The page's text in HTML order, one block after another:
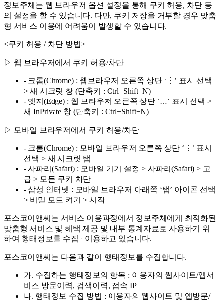
정보주체는 웹 브라우저 옵션 설정을 통해 쿠키 허용, 차단 등
의 설정을 할 수 있습니다. 다만, 쿠키 저장을 거부할 경우 맞춤
형 서비스 이용에 어려움이 발생할 수 있습니다.
<쿠키 허용 / 차단 방법>
▷ 웹 브라우저에서 쿠키 허용/차단
- 크롬(Chrome) : 웹브라우저 오른쪽 상단 ‘⋮’ 표시 선택
> 새 시크릿 창 (단축키 : Ctrl+Shift+N)
- 엣지(Edge) : 웹 브라우저 오른쪽 상단 ‘…’ 표시 선택 >
새 InPrivate 창 (단축키 : Ctrl+Shift+N)
▷ 모바일 브라우저에서 쿠키 허용/차단
- 크롬(Chrome) : 모바일 브라우저 오른쪽 상단 ‘⋮’ 표시
선택 > 새 시크릿 탭
- 사파리(Safari) : 모바일 기기 설정 > 사파리(Safari) > 고
급 > 모든 쿠키 차단
- 삼성 인터넷 : 모바일 브라우저 아래쪽 ‘탭’ 아이콘 선택
> 비밀 모드 켜기 > 시작
포스코이앤씨는 서비스 이용과정에서 정보주체에게 최적화된
맞춤형 서비스 및 혜택 제공 및 내부 통계자료로 사용하기 위
하여 행태정보를 수집 · 이용하고 있습니다.
포스코이앤씨는 다음과 같이 행태정보를 수집합니다.
가. 수집하는 행태정보의 항목 : 이용자의 웹사이트/앱서
비스 방문이력, 검색이력, 접속 IP
나. 행태정보 수집 방법 : 이용자의 웹사이트 및 앱방문/